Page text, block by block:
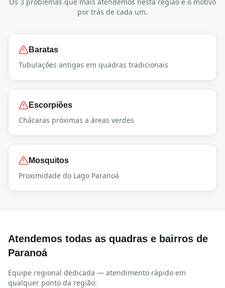
por trás de cada um.
Baratas
Tubulações antigas em quadras tradicionais
Escorpiões
Chácaras próximas a áreas verdes
Mosquitos
Proximidade do Lago Paranoá
Atendemos todas as quadras e bairros de
Paranoá
Equipe regional dedicada — atendimento rápido em
qualquer ponto da região: